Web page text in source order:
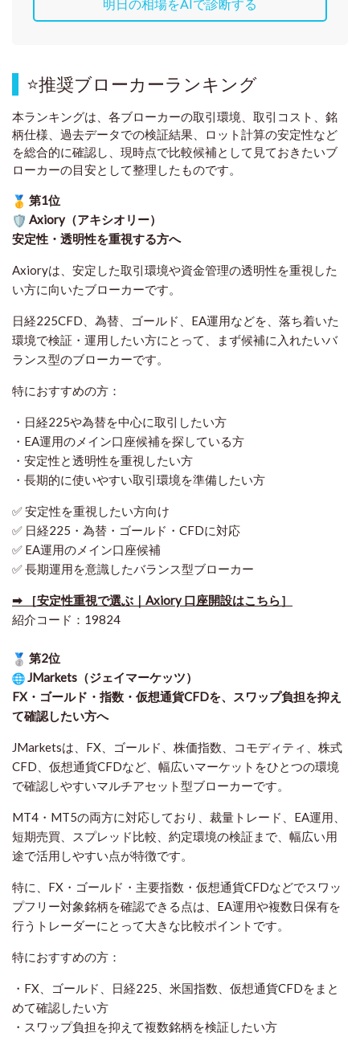
明日の相場をAIで診断する
⭐推奨ブローカーランキング
本ランキングは、各ブローカーの取引環境、取引コスト、銘
柄仕様、過去データでの検証結果、ロット計算の安定性など
を総合的に確認し、現時点で比較候補として見ておきたいブ
ローカーの目安として整理したものです。
第1位
Axiory（アキシオリー）
安定性・透明性を重視する方へ
Axioryは、安定した取引環境や資金管理の透明性を重視した
い方に向いたブローカーです。
日経225CFD、為替、ゴールド、EA運用などを、落ち着いた
環境で検証・運用したい方にとって、まず候補に入れたいバ
ランス型のブローカーです。
特におすすめの方：
・日経225や為替を中心に取引したい方
・EA運用のメイン口座候補を探している方
・安定性と透明性を重視したい方
・長期的に使いやすい取引環境を準備したい方
✅ 安定性を重視したい方向け
✅ 日経225・為替・ゴールド・CFDに対応
✅ EA運用のメイン口座候補
✅ 長期運用を意識したバランス型ブローカー
➡ ［安定性重視で選ぶ｜Axiory 口座開設はこちら］
紹介コード：19824
第2位
JMarkets（ジェイマーケッツ）
FX・ゴールド・指数・仮想通貨CFDを、スワップ負担を抑え
て確認したい方へ
JMarketsは、FX、ゴールド、株価指数、コモディティ、株式
CFD、仮想通貨CFDなど、幅広いマーケットをひとつの環境
で確認しやすいマルチアセット型ブローカーです。
MT4・MT5の両方に対応しており、裁量トレード、EA運用、
短期売買、スプレッド比較、約定環境の検証まで、幅広い用
途で活用しやすい点が特徴です。
特に、FX・ゴールド・主要指数・仮想通貨CFDなどでスワッ
プフリー対象銘柄を確認できる点は、EA運用や複数日保有を
行うトレーダーにとって大きな比較ポイントです。
特におすすめの方：
・FX、ゴールド、日経225、米国指数、仮想通貨CFDをまと
めて確認したい方
・スワップ負担を抑えて複数銘柄を検証したい方